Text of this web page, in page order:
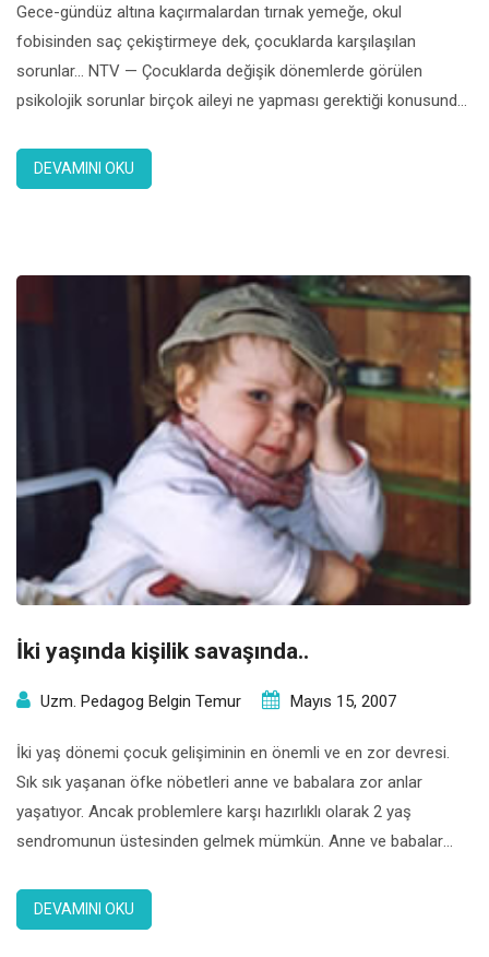
Gece-gündüz altına kaçırmalardan tırnak yemeğe, okul
fobisinden saç çekiştirmeye dek, çocuklarda karşılaşılan
sorunlar… NTV — Çocuklarda değişik dönemlerde görülen
psikolojik sorunlar birçok aileyi ne yapması gerektiği konusunda
saldgırganlık, altını ıslatmak gibi problemlerin zamanında
tanısının konulması ve tedavisi gerekiyor. İstanbul Tıp Fakültesi
DEVAMINI OKU
İki yaşında kişilik savaşında..
Uzm. Pedagog Belgin Temur Mayıs 15, 2007
İki yaş dönemi çocuk gelişiminin en önemli ve en zor devresi.
Sık sık yaşanan öfke nöbetleri anne ve babalara zor anlar
yaşatıyor. Ancak problemlere karşı hazırlıklı olarak 2 yaş
sendromunun üstesinden gelmek mümkün. Anne ve babalar
her şeyin daha kolay olacağını düşünüyorlar. Ancak, her yaşın
ayrı bir zorluğu olduğunu […]
DEVAMINI OKU